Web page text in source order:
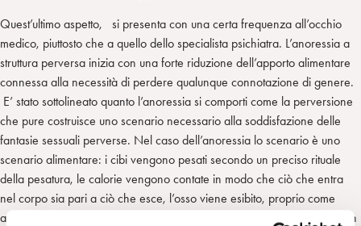
Quest’ultimo aspetto, si presenta con una certa frequenza all’occhio
medico, piuttosto che a quello dello specialista psichiatra. L’anoressia a
struttura perversa inizia con una forte riduzione dell’apporto alimentare
connessa alla necessità di perdere qualunque connotazione di genere.
E’ stato sottolineato quanto l’anoressia si comporti come la perversione
che pure costruisce uno scenario necessario alla soddisfazione delle
fantasie sessuali perverse. Nel caso dell’anoressia lo scenario è uno
scenario alimentare: i cibi vengono pesati secondo un preciso rituale
della pesatura, le calorie vengono contate in modo che ciò che entra
nel corpo sia pari a ciò che esce, l’osso viene esibito, proprio come
accade in certe pratiche perverse, per colpire l’altro, per stupirlo con un